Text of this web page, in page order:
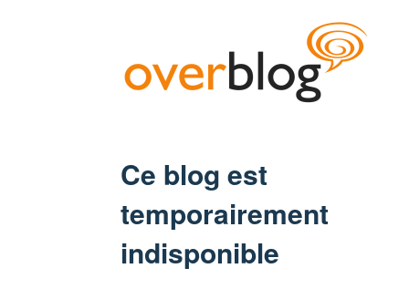
Ce blog est
temporairement
indisponible